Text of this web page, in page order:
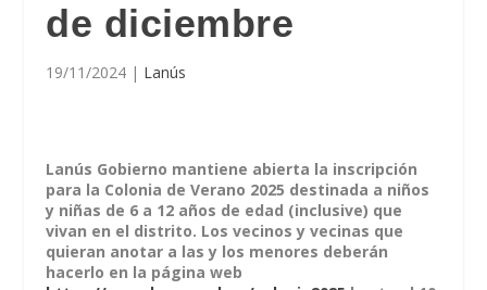
de diciembre
19/11/2024 | Lanús
Lanús Gobierno mantiene abierta la inscripción
para la Colonia de Verano 2025 destinada a niños
y niñas de 6 a 12 años de edad (inclusive) que
vivan en el distrito. Los vecinos y vecinas que
quieran anotar a las y los menores deberán
hacerlo en la página web